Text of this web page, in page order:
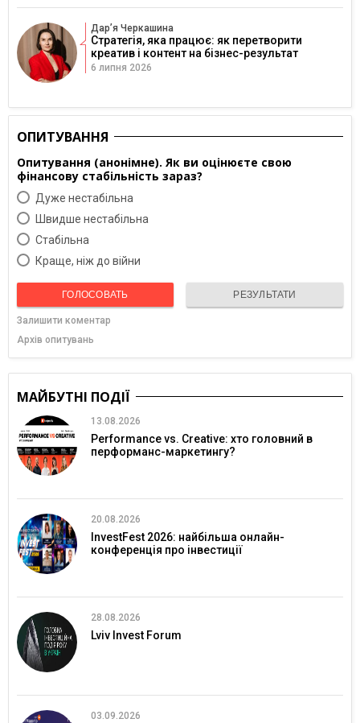
Дарʼя Черкашина
Стратегія, яка працює: як перетворити
креатив і контент на бізнес-результат
6 липня 2026
ОПИТУВАННЯ
Опитування (анонімне). Як ви оцінюєте свою
фінансову стабільність зараз?
Дуже нестабільна
Швидше нестабільна
Cтабільна
Краще, ніж до війни
ГОЛОСОВАТЬ РЕЗУЛЬТАТИ
Залишити коментар
Архів опитувань
МАЙБУТНІ ПОДІЇ
13.08.2026
Performance vs. Creative: хто головний в
перформанс-маркетингу?
20.08.2026
InvestFest 2026: найбільша онлайн-
конференція про інвестиції
28.08.2026
Lviv Invest Forum
03.09.2026